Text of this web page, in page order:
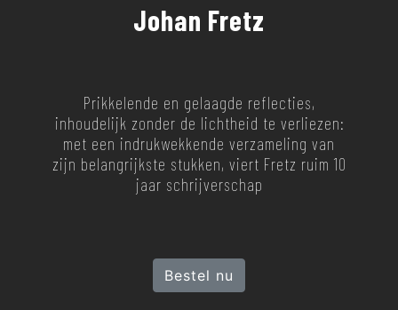
Johan Fretz
Prikkelende en gelaagde reflecties,
inhoudelijk zonder de lichtheid te verliezen:
met een indrukwekkende verzameling van
zijn belangrijkste stukken, viert Fretz ruim 10
jaar schrijverschap
Bestel nu